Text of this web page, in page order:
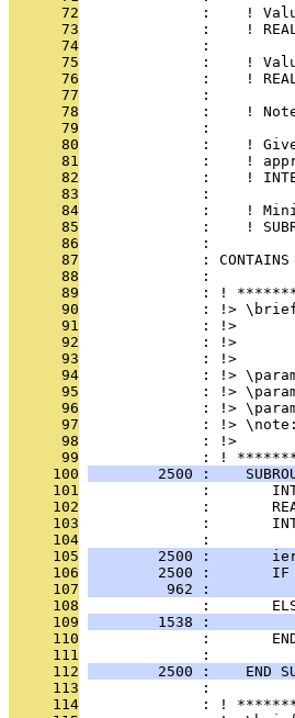
      72
:    !
      73
:    !
      74
              :
      75
:    !
      76
:    !
      77
              :
      78
:    !
      79
              :
      80
:    !
      81
:    !
      82
:    !
      83
              :
      84
:    !
      85
:    !
      86
              :
      87
              : CONTAINS
      88
              :
      89
: !
      90
: !>
      91
: !>
      92
: !>
      93
: !>
      94
: !>
      95
: !>
      96
: !>
      97
: !>
      98
: !>
      99
: !
     100
2500 :
     101
:
     102
:
     103
:
     104
              :
     105
2500 :
     106
2500 :       IF
     107
962 :
     108
:
     109
1538 :
     110
:
     111
              :
     112
2500 :    END
     113
              :
     114
: !